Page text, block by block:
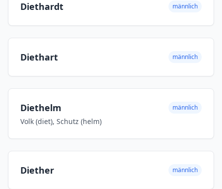
Diethardt männlich
Diethart männlich
Diethelm männlich
Volk (diet), Schutz (helm)
Diether männlich